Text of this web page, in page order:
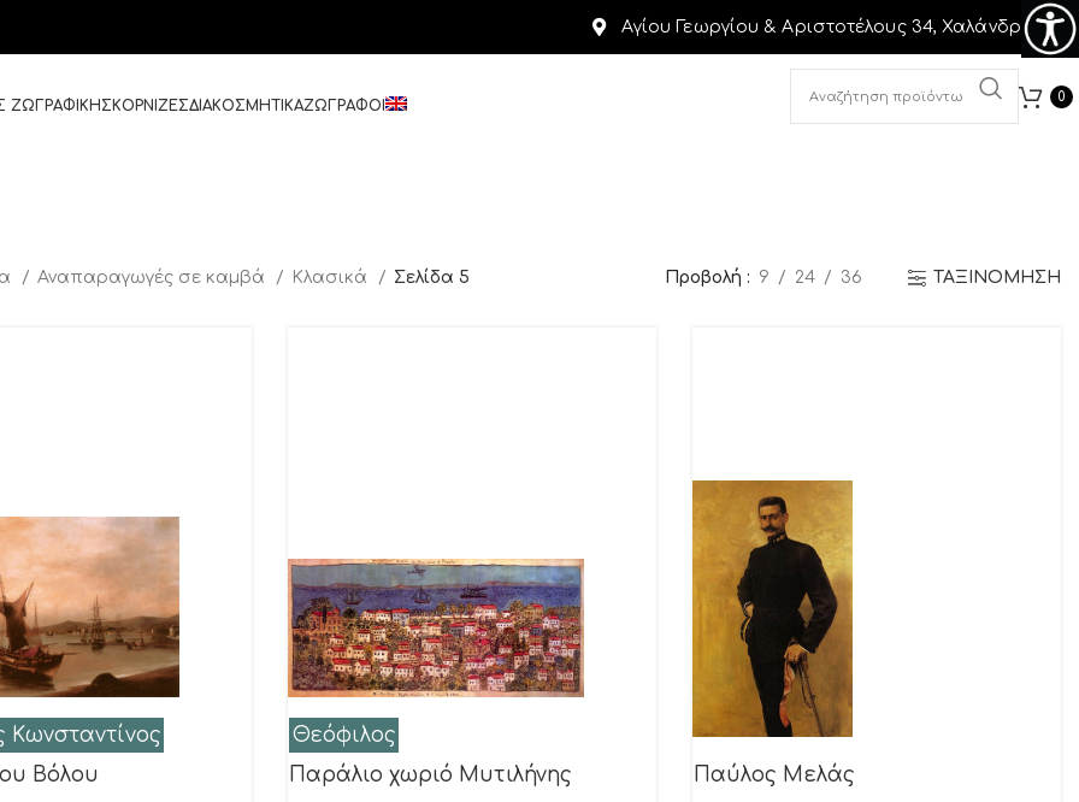
Αγίου Γεωργίου & Αριστοτέλους 34, Χαλάνδρι
ΖΩΓΡΑΦΙΚΗΣΚΟΡΝΙΖΕΣΔΙΑΚΟΣΜΗΤΙΚΑΖΩΓΡΑΦΟΙ
0
Αναπαραγωγές σε καμβά Κλασικά Σελίδα 5 Προβολή 9 24 36 ΤΑΞΙΝΟΜΗΣΗ
Κωνσταντίνος
Βόλου
Θεόφιλος
Παράλιο χωριό Μυτιλήνης
Παύλος Μελάς